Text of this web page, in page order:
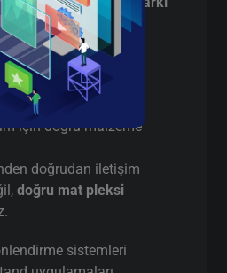
üretici(aracı değil)
mat pleksi kesim
için doğru malzeme
doğrudan iletişim
doğru mat pleksi
sistemleri